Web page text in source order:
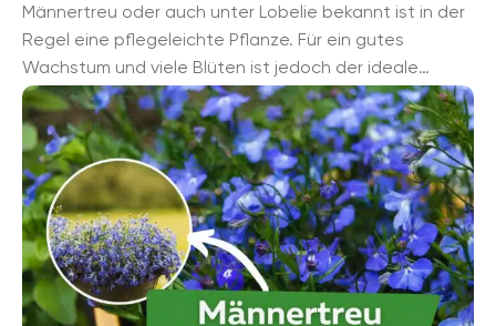
Männertreu oder auch unter Lobelie bekannt ist in der
Regel eine pflegeleichte Pflanze. Für ein gutes
Wachstum und viele Blüten ist jedoch der ideale
Standort ein wichtiger ...